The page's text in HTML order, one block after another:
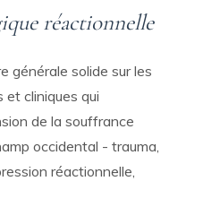
réactionnelle
générale solide sur les
et cliniques qui
de la souffrance
occidental - trauma,
réactionnelle,